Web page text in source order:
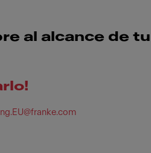
al alcance de tu